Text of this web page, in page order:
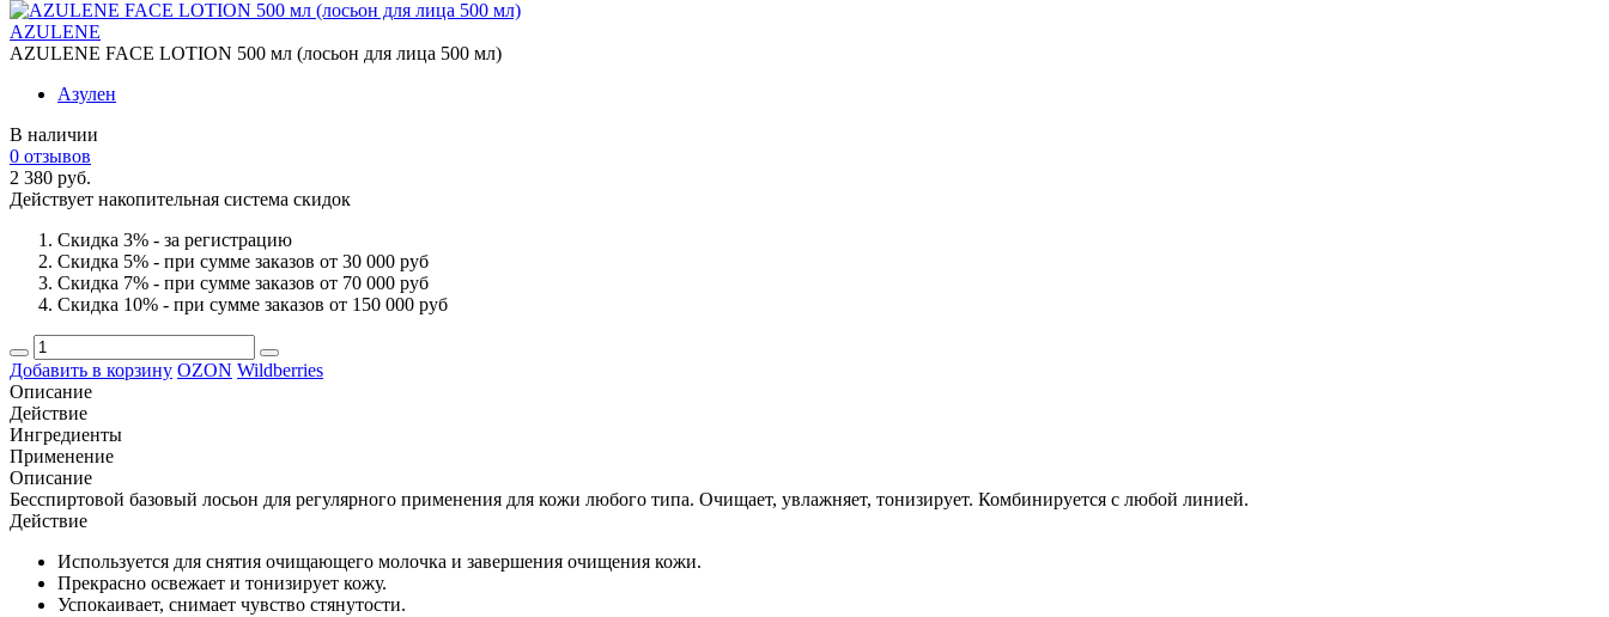
AZULENE
AZULENE FACE LOTION 500 мл (лосьон для лица 500 мл)
Азулен
В наличии
0 отзывов
2 380 руб.
Действует накопительная система скидок
Скидка 3% - за регистрацию
Скидка 5% - при сумме заказов от 30 000 руб
Скидка 7% - при сумме заказов от 70 000 руб
Скидка 10% - при сумме заказов от 150 000 руб
Добавить в корзину OZON Wildberries
Описание
Действие
Ингредиенты
Применение
Описание
Бесспиртовой базовый лосьон для регулярного применения для кожи любого типа. Очищает, увлажняет, тонизирует. Комбинируется с любой линией.
Действие
Используется для снятия очищающего молочка и завершения очищения кожи.
Прекрасно освежает и тонизирует кожу.
Успокаивает, снимает чувство стянутости.